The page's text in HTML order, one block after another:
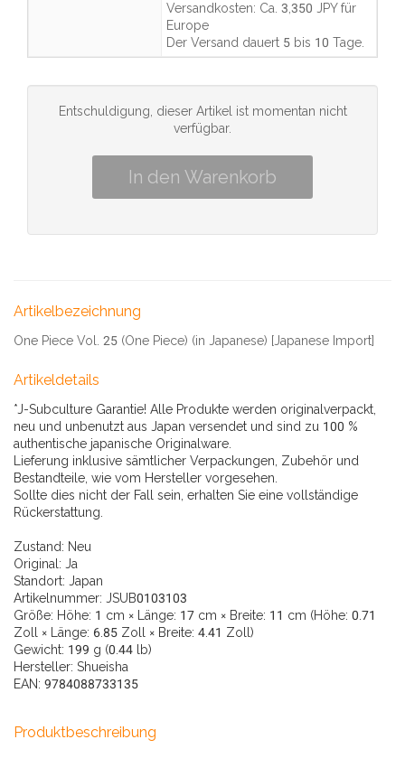
Versandkosten: Ca. 3,350 JPYfür
Europe
Der Versand dauert 5 bis 10 Tage.
Entschuldigung, dieser Artikel ist momentan nicht
verfügbar.
Artikelbezeichnung
One Piece Vol. 25 (One Piece) (in Japanese) [Japanese Import]
Artikeldetails
*J-Subculture Garantie! Alle Produkte werden originalverpackt,
neu und unbenutzt aus Japan versendet und sind zu 100 %
authentische japanische Originalware.
Lieferung inklusive sämtlicher Verpackungen, Zubehör und
Bestandteile, wie vom Hersteller vorgesehen.
Sollte dies nicht der Fall sein, erhalten Sie eine vollständige
Rückerstattung.
Zustand: Neu
Original: Ja
Standort: Japan
Artikelnummer: JSUB0103103
Größe: Höhe: 1 cm × Länge: 17 cm × Breite: 11 cm (Höhe: 0.71
Zoll × Länge: 6.85 Zoll × Breite: 4.41 Zoll)
Gewicht: 199 g (0.44 lb)
Hersteller: Shueisha
EAN: 9784088733135
Produktbeschreibung